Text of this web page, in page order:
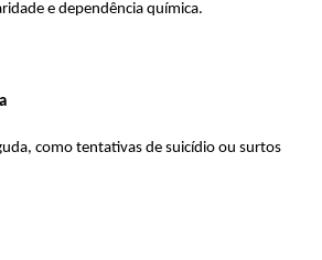
e dependência química.
como tentativas de suicídio ou surtos